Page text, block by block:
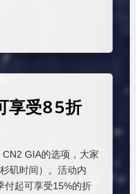
享受85折
GIA的选项，大家
矶时间）。活动内
付起可享受15%的折